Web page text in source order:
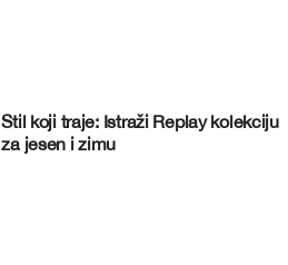
Stil koji traje: Istraži Replay kolekciju
za jesen i zimu